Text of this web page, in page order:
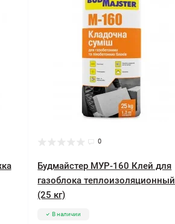
0
Будмайстер МУР-160 Клей для
газоблока теплоизоляционный
(25 кг)
В наличии